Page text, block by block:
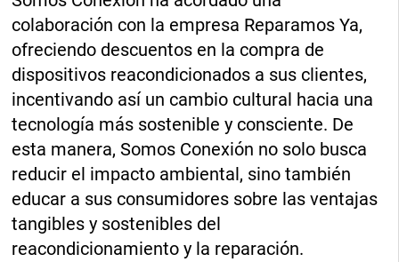
colaboración con la empresa Reparamos Ya,
ofreciendo descuentos en la compra de
dispositivos reacondicionados a sus clientes,
incentivando así un cambio cultural hacia una
tecnología más sostenible y consciente. De
esta manera, Somos Conexión no solo busca
reducir el impacto ambiental, sino también
educar a sus consumidores sobre las ventajas
tangibles y sostenibles del
reacondicionamiento y la reparación.